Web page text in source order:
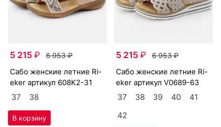
5 215₽ 6 953₽
са­бо женс­кие лет­ние Ri­
eker артикул 608K2-31
37 38
5 215₽ 6 953₽
са­бо женс­кие лет­ние Ri­
eker артикулV0689-63
37 38 39 40
41
42